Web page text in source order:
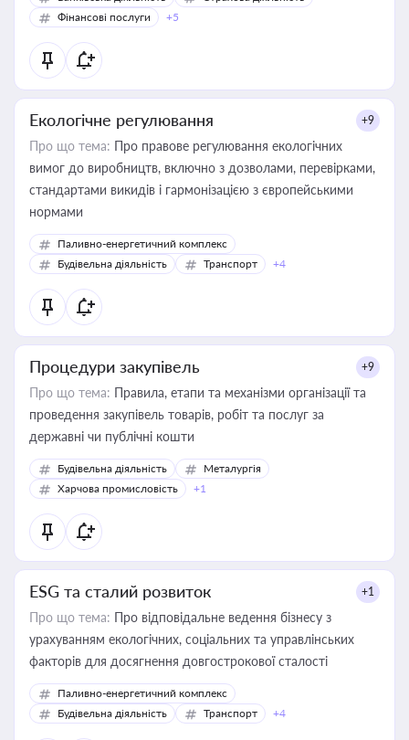
Фінансові послуги
+5
Екологічне регулювання +9
Про що тема: Про правове регулювання екологічних
вимог до виробництв, включно з дозволами, перевірками,
стандартами викидів і гармонізацією з європейськими
нормами
Паливно-енергетичний комплекс
Будівельна діяльність
Транспорт +4
Процедури закупівель +9
Про що тема: Правила, етапи та механізми організації та
проведення закупівель товарів, робіт та послуг за
державні чи публічні кошти
Будівельна діяльність
Металургія
Харчова промисловість
+1
ESG та сталий розвиток +1
Про що тема: Про відповідальне ведення бізнесу з
урахуванням екологічних, соціальних та управлінських
факторів для досягнення довгострокової сталості
Паливно-енергетичний комплекс
Будівельна діяльність
Транспорт +4